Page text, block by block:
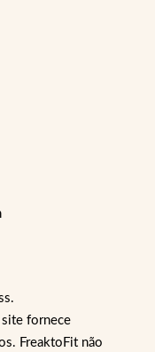
site fornece
FreaktoFit não